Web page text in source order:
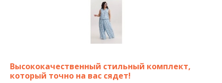
Высококачественный стильный комплект,
который точно на вас сядет!